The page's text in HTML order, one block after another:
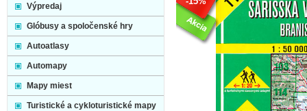
Výpredaj
Glóbusy a spoločenské hry
Autoatlasy
Automapy
Mapy miest
Turistické a cykloturistické mapy